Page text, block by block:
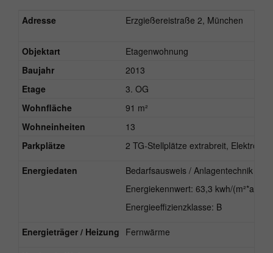
Adresse Erzgießereistraße 2, München
Objektart
Etagenwohnung
Baujahr
2013
Etage
3. OG
Wohnfläche
91 m²
Wohneinheiten
13
Parkplätze
2 TG-Stellplätze extrabreit, Elektro
Energiedaten
Bedarfsausweis / Anlagentechnik BJ:
Energiekennwert: 63,3 kwh/(m²*a)
Energieeffizienzklasse: B
Energieträger / Heizung Fernwärme